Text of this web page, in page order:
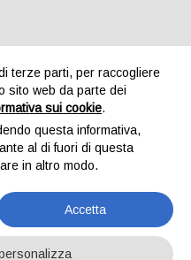
terze parti, per raccogliere
sito web da parte dei
sui cookie.
questa informativa,
al di fuori di questa
in altro modo.
Accetta